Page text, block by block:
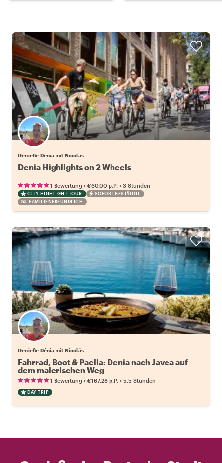
Genieße Denia mit Nicolás
Denia Highlights on 2 Wheels
1 Bewertung • €60.00 p.P. • 3 Stunden
CITY HIGHLIGHT TOUR
SOFORT BESTÄTIGT
FAMILIENFREUNDLICH
Genieße Dénia mit Nicolás
Fahrrad, Boot & Paella: Denia nach Javea auf
dem malerischen Weg
1 Bewertung • €167.28 p.P. • 5.5 Stunden
DAY TRIP